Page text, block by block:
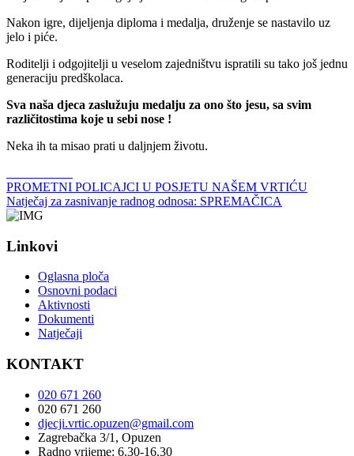
Nakon igre, dijeljenja diploma i medalja, druženje se nastavilo uz
jelo i piće.
Roditelji i odgojitelji u veselom zajedništvu ispratili su tako još jednu
generaciju predškolaca.
Sva naša djeca zaslužuju medalju za ono što jesu, sa svim
različitostima koje u sebi nose !
Neka ih ta misao prati u daljnjem životu.
PROMETNI POLICAJCI U POSJETU NAŠEM VRTIĆU
Natječaj za zasnivanje radnog odnosa: SPREMAČICA
Linkovi
Oglasna ploča
Osnovni podaci
Aktivnosti
Dokumenti
Natječaji
KONTAKT
020 671 260
020 671 260
djecji.vrtic.opuzen@gmail.com
Zagrebačka 3/1, Opuzen
Radno vrijeme: 6.30-16.30